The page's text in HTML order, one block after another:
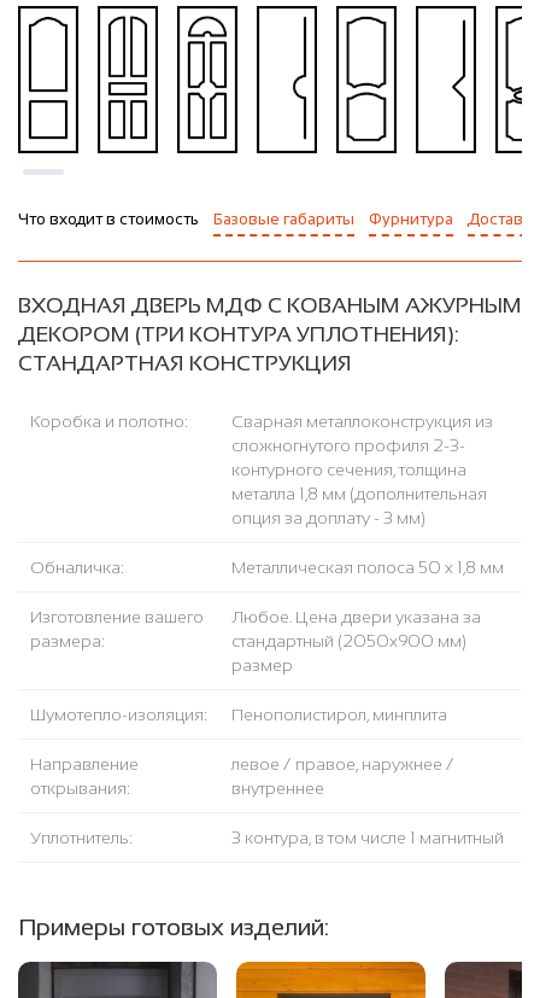
Что входит в стоимость Базовые габариты Фурнитура Доставка
ВХОДНАЯ ДВЕРЬ МДФ С КОВАНЫМ АЖУРНЫМ
ДЕКОРОМ (ТРИ КОНТУРА УПЛОТНЕНИЯ):
СТАНДАРТНАЯ КОНСТРУКЦИЯ
Коробка и полотно:
Сварная металлоконструкция из
сложногнутого профиля 2-3-
контурного сечения, толщина
металла 1,8 мм (дополнительная
опция за доплату - 3 мм)
Обналичка: Металлическая полоса 50 х 1,8 мм
Изготовление вашего
размера:
Любое. Цена двери указана за
стандартный (2050x900 мм)
размер
Шумотепло-изоляция: Пенополистирол, минплита
Направление
открывания:
левое / правое, наружнее /
внутреннее
Уплотнитель: 3 контура, в том числе 1 магнитный
Примеры готовых изделий: